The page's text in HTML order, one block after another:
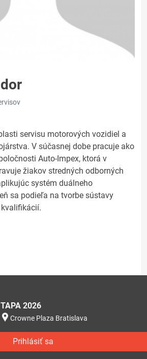
servisu motorových vozidiel a
V súčasnej dobe pracuje ako
Auto-Impex, ktorá v
žiakov stredných odborných
systém duálneho
sa podieľa na tvorbe sústavy
2026
Crowne Plaza Bratislava
Prihlásiť sa